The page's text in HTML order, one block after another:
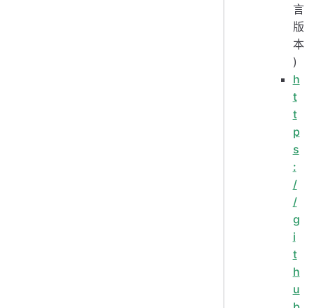
言
版
本
)
h
t
t
p
s
:
/
/
g
i
t
h
u